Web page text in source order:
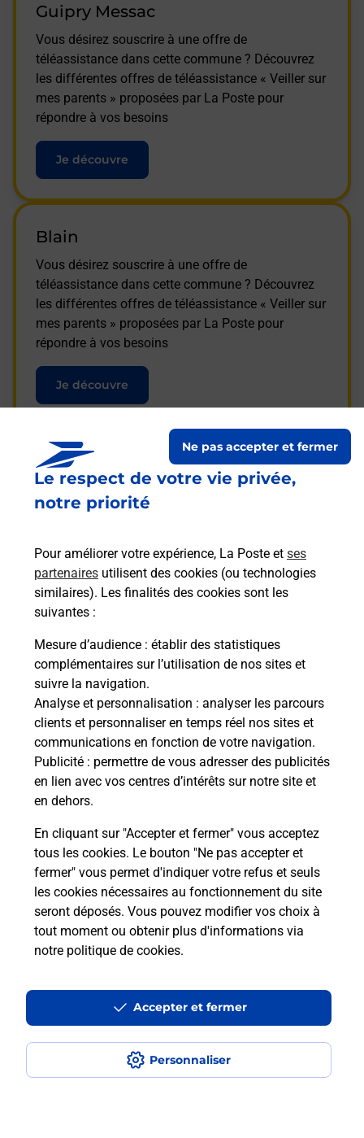
Le respect de votre vie privée,
notre priorité
Pour améliorer votre expérience, La Poste et ses
partenaires utilisent des cookies (ou technologies
similaires). Les finalités des cookies sont les
suivantes :
Mesure d’audience : établir des statistiques
complémentaires sur l’utilisation de nos sites et
suivre la navigation.
Analyse et personnalisation : analyser les parcours
clients et personnaliser en temps réel nos sites et
communications en fonction de votre navigation.
Publicité : permettre de vous adresser des publicités
en lien avec vos centres d’intérêts sur notre site et
en dehors.
En cliquant sur "Accepter et fermer" vous acceptez
tous les cookies. Le bouton "Ne pas accepter et
fermer" vous permet d'indiquer votre refus et seuls
les cookies nécessaires au fonctionnement du site
seront déposés. Vous pouvez modifier vos choix à
tout moment ou obtenir plus d'informations via
notre politique de cookies.
Personnaliser
Ne pas accepter et fermer
Accepter et fermer
Guipry Messac
Vous désirez souscrire à une offre de
téléassistance dans cette commune ? Découvrez
les différentes offres de téléassistance « Veiller sur
mes parents » proposées par La Poste pour
répondre à vos besoins
Je découvre
Blain
Vous désirez souscrire à une offre de
téléassistance dans cette commune ? Découvrez
les différentes offres de téléassistance « Veiller sur
mes parents » proposées par La Poste pour
répondre à vos besoins
Je découvre
Questions fréquemment
posées
La téléassistance classique avec
médaillon d’alarme qu’est ce que
c’est ?
Comment fonctionne la
téléassistance classique ?
Comment est installée la
téléassistance classique ?
Localiser Liste
Liste - téléassistance
Loire-Atlantique - téléassistance
Derval - téléassistance
Accessibilité : partiellement conforme
Conditions contractuelles
Mentions légales